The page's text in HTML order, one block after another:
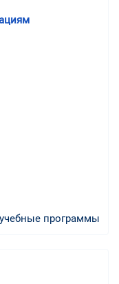
программы